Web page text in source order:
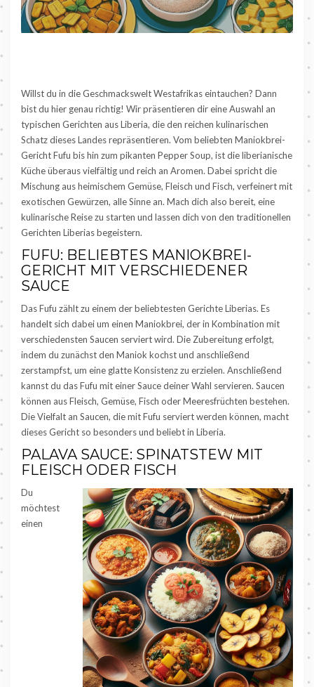
Willst du in die Geschmackswelt Westafrikas eintauchen? Dann
bist du hier genau richtig! Wir präsentieren dir eine Auswahl an
typischen Gerichten aus Liberia, die den reichen kulinarischen
Schatz dieses Landes repräsentieren. Vom beliebten Maniokbrei-
Gericht Fufu bis hin zum pikanten Pepper Soup, ist die liberianische
Küche überaus vielfältig und reich an Aromen. Dabei spricht die
Mischung aus heimischem Gemüse, Fleisch und Fisch, verfeinert mit
exotischen Gewürzen, alle Sinne an. Mach dich also bereit, eine
kulinarische Reise zu starten und lassen dich von den traditionellen
Gerichten Liberias begeistern.
FUFU: BELIEBTES MANIOKBREI-
GERICHT MIT VERSCHIEDENER
SAUCE
Das Fufu zählt zu einem der beliebtesten Gerichte Liberias. Es
handelt sich dabei um einen Maniokbrei, der in Kombination mit
verschiedensten Saucen serviert wird. Die Zubereitung erfolgt,
indem du zunächst den Maniok kochst und anschließend
zerstampfst, um eine glatte Konsistenz zu erzielen. Anschließend
kannst du das Fufu mit einer Sauce deiner Wahl servieren. Saucen
können aus Fleisch, Gemüse, Fisch oder Meeresfrüchten bestehen.
Die Vielfalt an Saucen, die mit Fufu serviert werden können, macht
dieses Gericht so besonders und beliebt in Liberia.
PALAVA SAUCE: SPINATSTEW MIT
FLEISCH ODER FISCH
Du
möchtest
einen